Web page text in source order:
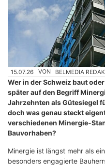
15.07.26 VON BELMEDIA
Wer in der Schweiz baut
später auf den Begriff
Jahrzehnten als Gütesiegel
doch was genau steckt
verschiedenen Minergie-
Bauvorhaben?
Minergie ist längst mehr als
besonders engagierte